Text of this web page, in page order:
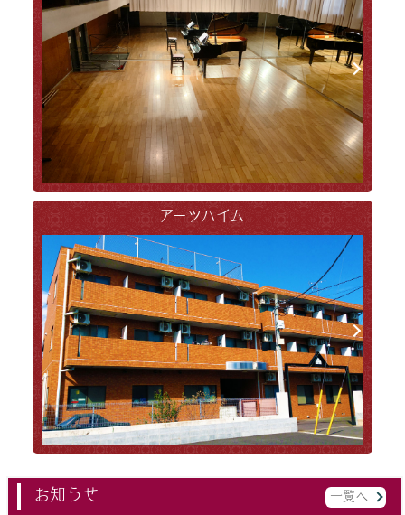
アーツハイム
お知らせ 一覧へ